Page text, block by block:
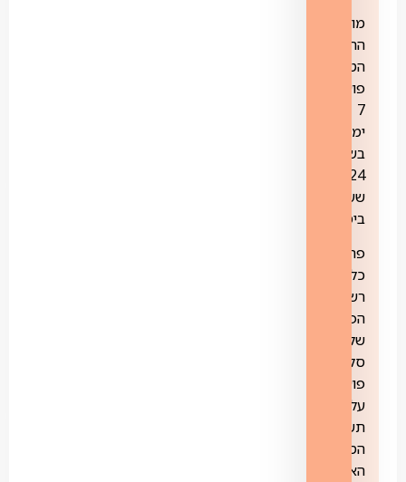
מוקד
התמיכה
הטכנית
פועל
7
ימים
בשבוע,
24
שעות
ביממה.
פרטים
כלליים:
רשת
הפייבר
של
סלקום
פועלת
על
תשתית
הסיבים
האופטיים.